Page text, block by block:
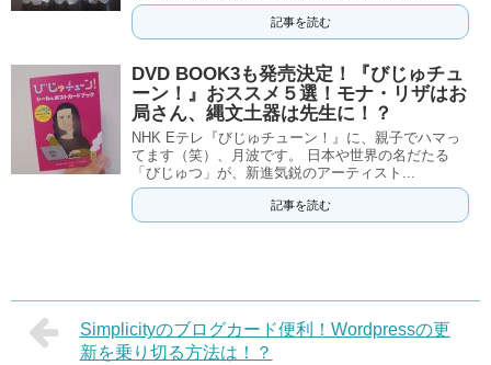
記事を読む
DVD BOOK3も発売決定！『びじゅチュ
ーン！』おススメ５選！モナ・リザはお
局さん、縄文土器は先生に！？
NHK Eテレ『びじゅチューン！』に、親子でハマっ
てます（笑）、月波です。 日本や世界の名だたる
「びじゅつ」が、新進気鋭のアーティスト...
記事を読む
Simplicityのブログカード便利！Wordpressの更
新を乗り切る方法は！？